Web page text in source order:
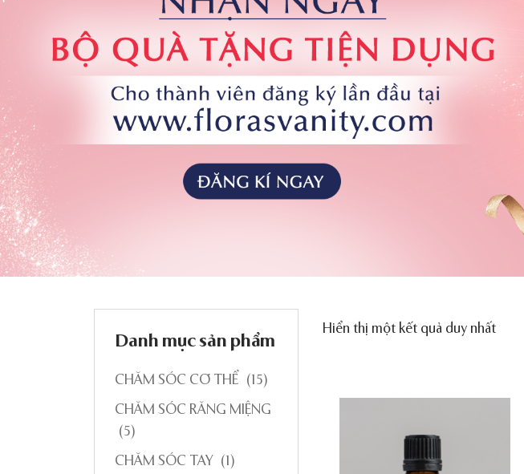
Hiển thị một kết quả duy nhất
Danh mục sản phẩm
CHĂM SÓC CƠ THỂ (15)
CHĂM SÓC RĂNG MIỆNG
(5)
CHĂM SÓC TAY (1)